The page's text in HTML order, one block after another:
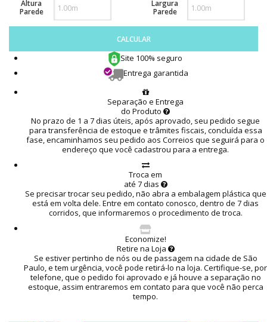
Altura
Parede
Largura
Parede
CALCULAR
Site 100% seguro
Entrega garantida
Separação e Entrega
do Produto
No prazo de 1 a 7 dias úteis, após aprovado, seu pedido segue
para transferência de estoque e trâmites fiscais, concluída essa
fase, encaminhamos seu pedido aos Correios que seguirá para o
endereço que você cadastrou para a entrega.
Troca em
até 7 dias
Se precisar trocar seu pedido, não abra a embalagem plástica que
está em volta dele. Entre em contato conosco, dentro de 7 dias
corridos, que informaremos o procedimento de troca.
Economize!
Retire na Loja
Se estiver pertinho de nós ou de passagem na cidade de São
Paulo, e tem urgência, você pode retirá-lo na loja. Certifique-se, por
telefone, que o pedido foi aprovado e já houve a separação no
estoque, assim entraremos em contato para que você não perca
tempo.